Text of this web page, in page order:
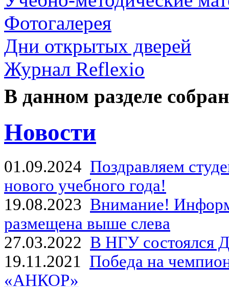
Фотогалерея
Дни открытых дверей
Журнал Reflexio
В данном разделе
Новости
01.09.2024 Поздравляем
нового учебного года!
19.08.2023 Внимание!
размещена выше слева
27.03.2022 В НГУ состоялся
19.11.2021 Победа на
«АНКОР»